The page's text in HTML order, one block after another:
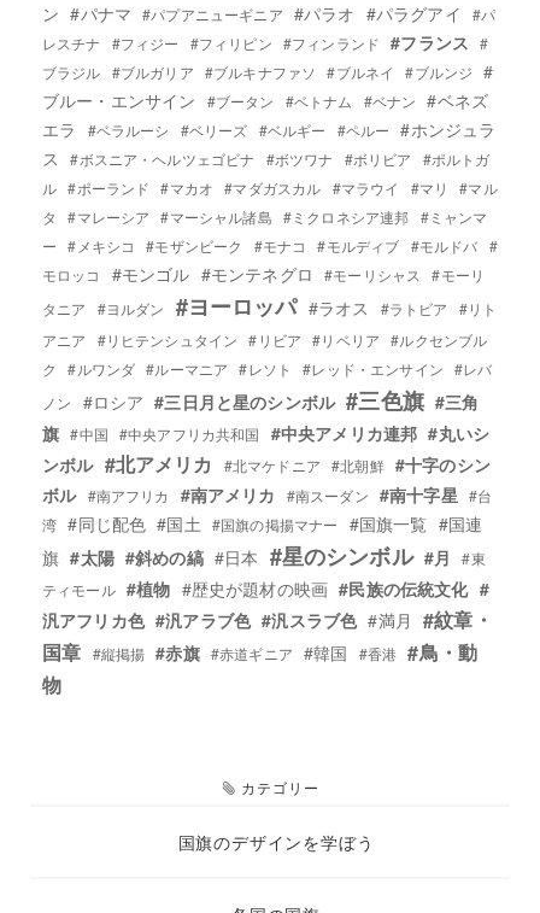
ン #パナマ #パプアニューギニア #パラオ #パラグアイ
#パ
レスチナ
#フィジー #フィリピン #フィンランド #フランス
#
ブラジル #ブルガリア #ブルキナファソ #ブルネイ #ブルンジ
#
ブルー・エンサイン
#ブータン #ベトナム #ベナン
#ベネズ
エラ
#ベラルーシ #ベリーズ #ベルギー #ペルー
#ホンジュラ
ス
#ボスニア・ヘルツェゴビナ #ボツワナ #ボリビア
#ポルトガ
ル #ポーランド #マカオ #マダガスカル #マラウイ #マリ
#マル
タ
#マレーシア #マーシャル諸島 #ミクロネシア連邦 #ミャンマ
ー
#メキシコ #モザンビーク #モナコ #モルディブ #モルドバ #
モロッコ
#モンゴル #モンテネグロ #モーリシャス
#モーリ
タニア
#ヨルダン #ヨーロッパ #ラオス #ラトビア
#リト
アニア
#リヒテンシュタイン #リビア #リベリア
#ルクセンブル
ク
#ルワンダ #ルーマニア #レソト #レッド・エンサイン #レバ
ノン
#ロシア #三日月と星のシンボル #三色旗 #三角
旗 #中国 #中央アフリカ共和国 #中央アメリカ連邦 #丸いシ
ンボル #北アメリカ #北マケドニア #北朝鮮 #十字のシン
ボル #南アフリカ #南アメリカ #南スーダン #南十字星 #台
湾 #同じ配色 #国土 #国旗の掲揚マナー #国旗一覧 #国連
旗 #太陽 #斜めの縞 #日本 #星のシンボル #月
#東
ティモール #植物 #歴史が題材の映画 #民族の伝統文化 #
汎アフリカ色 #汎アラブ色 #汎スラブ色 #満月
#紋章・
国章 #縦掲揚 #赤旗 #赤道ギニア #韓国 #香港 #鳥・動
物
カテゴリー
国旗のデザインを学ぼう